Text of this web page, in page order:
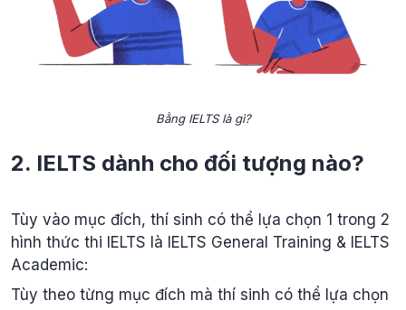
Bằng IELTS là gì?
2. IELTS dành cho đối tượng nào?
Tùy vào mục đích, thí sinh có thể lựa chọn 1 trong 2
hình thức thi IELTS là IELTS General Training & IELTS
Academic:
Tùy theo từng mục đích mà thí sinh có thể lựa chọn